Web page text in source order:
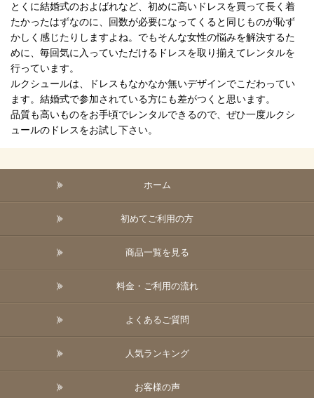
とくに結婚式のおよばれなど、初めに高いドレスを買って長く着
たかったはずなのに、回数が必要になってくると同じものが恥ず
かしく感じたりしますよね。でもそんな女性の悩みを解決するた
めに、毎回気に入っていただけるドレスを取り揃えてレンタルを
行っています。
ルクシュールは、ドレスもなかなか無いデザインでこだわってい
ます。結婚式で参加されている方にも差がつくと思います。
品質も高いものをお手頃でレンタルできるので、ぜひ一度ルクシ
ュールのドレスをお試し下さい。
ホーム
初めてご利用の方
商品一覧を見る
料金・ご利用の流れ
よくあるご質問
人気ランキング
お客様の声